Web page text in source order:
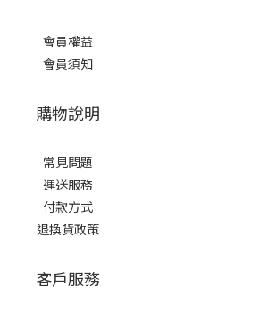
會員權益
會員須知
購物說明
常見問題
運送服務
付款方式
退換貨政策
客戶服務